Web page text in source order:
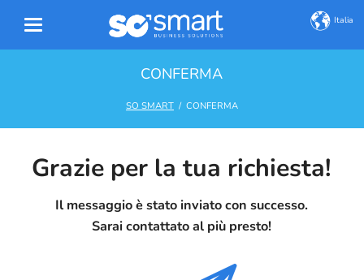
Italia
CONFERMA
SO SMART CONFERMA
Grazie per la tua richiesta!
Il messaggio è stato inviato con successo.
Sarai contattato al più presto!